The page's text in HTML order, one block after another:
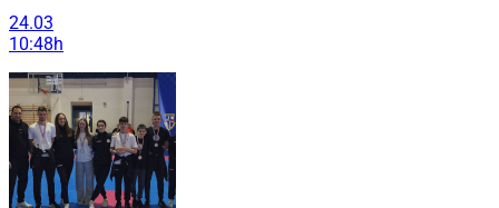
24.03
10:48h